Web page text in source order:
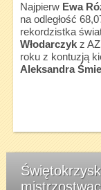
Najpierw Ewa
na odległość
rekordzistka
Włodarczykz
roku z kontuzją
Aleksandra